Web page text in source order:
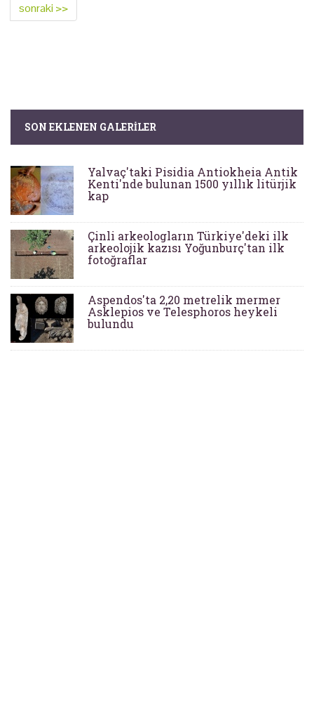
sonraki >>
SON EKLENEN GALERILER
Yalvaç'taki Pisidia Antiokheia Antik
Kenti'nde bulunan 1500 yıllık litürjik
kap
Çinli arkeologların Türkiye'deki ilk
arkeolojik kazısı Yoğunburç'tan ilk
fotoğraflar
Aspendos'ta 2,20 metrelik mermer
Asklepios ve Telesphoros heykeli
bulundu